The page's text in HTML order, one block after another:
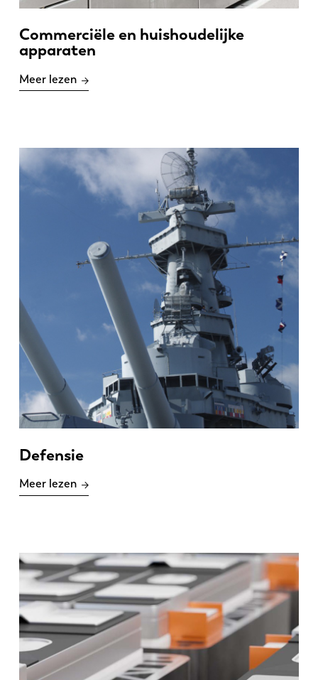
Commerciële en huishoudelijke
apparaten
Meer lezen
Defensie
Meer lezen